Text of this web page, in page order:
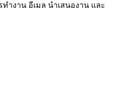
ำงาน อีเมล นำเสนองาน และ